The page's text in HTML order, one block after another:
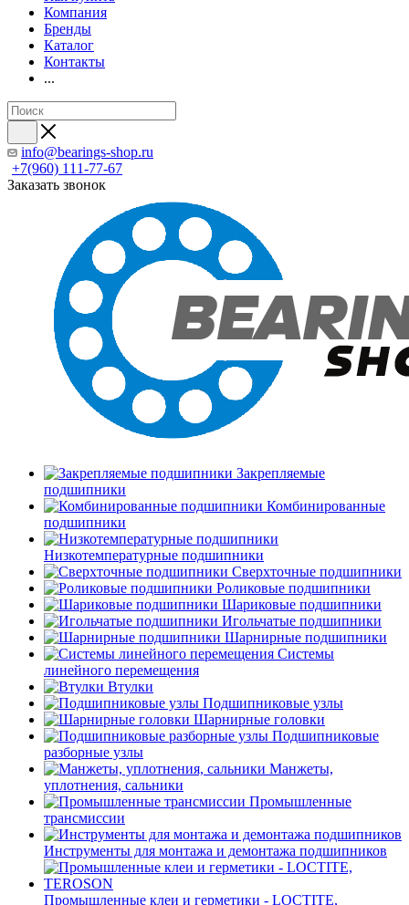
Компания
Бренды
Каталог
Контакты
...
info@bearings-shop.ru
+7(960) 111-77-67
Заказать звонок
Закрепляемые
подшипники
Комбинированные
подшипники
Низкотемпературные подшипники
Сверхточные подшипники
Роликовые подшипники
Шариковые подшипники
Игольчатые подшипники
Шарнирные подшипники
Системы
линейного перемещения
Втулки
Подшипниковые узлы
Шарнирные головки
Подшипниковые
разборные узлы
Манжеты,
уплотнения, сальники
Промышленные
трансмиссии
Инструменты для монтажа и демонтажа подшипников
Промышленные клеи и герметики - LOCTITE,